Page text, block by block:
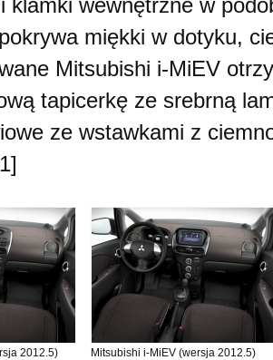
klamki wewnętrzne w
miękki w dotyku,
Mitsubishi i-MiEV
tapicerkę ze srebrną
ze wstawkami z
2012.5) Mitsubishi i-MiEV (wersja 2012.5)